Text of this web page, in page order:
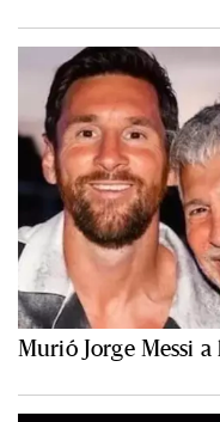
Murió Jorge Messi a